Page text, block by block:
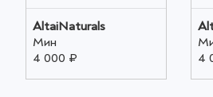
AltaiNaturals
Мин
4 000 ₽
4